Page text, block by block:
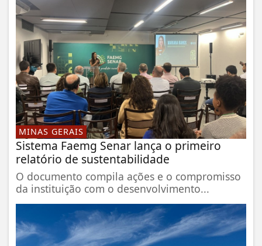
MINAS GERAIS
Sistema Faemg Senar lança o primeiro
relatório de sustentabilidade
O documento compila ações e o compromisso
da instituição com o desenvolvimento...